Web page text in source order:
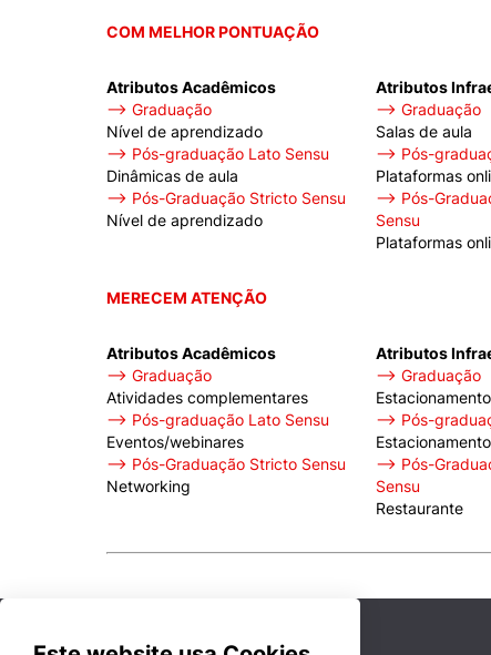
COM MELHOR PONTUAÇÃO
Atributos Acadêmicos
⟶ Graduação
Nível de aprendizado
⟶ Pós-graduação Lato Sensu
Dinâmicas de aula
⟶ Pós-Graduação Stricto Sensu
Nível de aprendizado
Atributos
⟶ Graduação
Salas de aula
⟶ Pós-
Plataformas
⟶ Pós-
Sensu
Plataformas
MERECEM ATENÇÃO
Atributos Acadêmicos
⟶ Graduação
Atividades complementares
⟶ Pós-graduação Lato Sensu
Eventos/webinares
⟶ Pós-Graduação Stricto Sensu
Networking
Atributos
⟶ Graduação
Estacionamento
⟶ Pós-
Estacionamento
⟶ Pós-
Sensu
Restaurante